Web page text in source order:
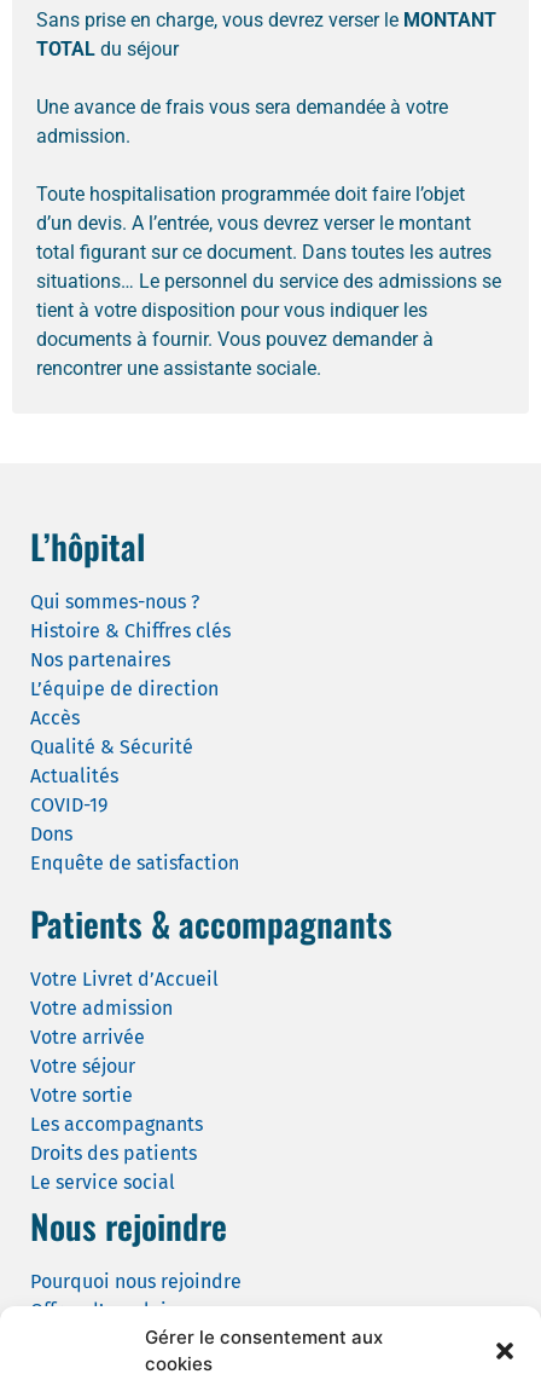
Gérer le consentement aux
cookies
Sans prise en charge, vous devrez verser le MONTANT
TOTAL du séjour
Une avance de frais vous sera demandée à votre
admission.
Toute hospitalisation programmée doit faire l’objet
d’un devis. A l’entrée, vous devrez verser le montant
total figurant sur ce document. Dans toutes les autres
situations… Le personnel du service des admissions se
tient à votre disposition pour vous indiquer les
documents à fournir. Vous pouvez demander à
rencontrer une assistante sociale.
L’hôpital
Qui sommes-nous ?
Histoire & Chiffres clés
Nos partenaires
L’équipe de direction
Accès
Qualité & Sécurité
Actualités
COVID-19
Dons
Enquête de satisfaction
Patients & accompagnants
Votre Livret d’Accueil
Votre admission
Votre arrivée
Votre séjour
Votre sortie
Les accompagnants
Droits des patients
Le service social
Nous rejoindre
Pourquoi nous rejoindre
Offres d’emploi
Candidature spontanée
Demande de tournage